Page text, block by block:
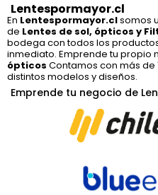
Lentespormayor.cl
En Lentespormayor.clsomos
de Lentes de sol, ópticos y
bodega con todos los
inmediato. Emprende tu propio
ópticos Contamos con más de
distintos modelos y diseños.
Emprende tu negocio de